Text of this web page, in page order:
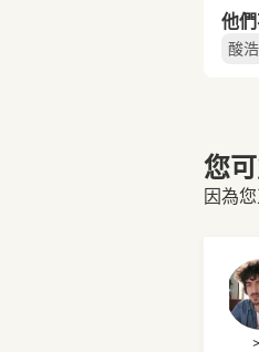
他
酸
您
因為